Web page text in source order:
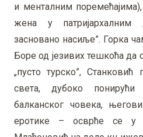
и менталним
жена у патријархалним
засновано насиље”. Горка
Боре од језивих тешкоћа
„пусто турско”, Станковић
света, дубоко
балканског човека,
еротике – осврће се у